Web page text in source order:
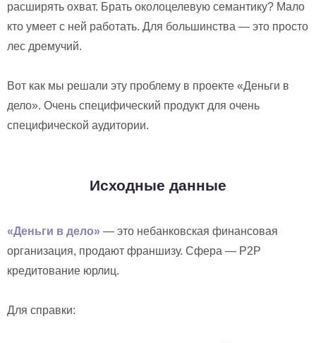
расширять охват. Брать околоцелевую семантику? Мало
кто умеет с ней работать. Для большинства — это просто
лес дремучий.
Вот как мы решали эту проблему в проекте «Деньги в
дело». Очень специфический продукт для очень
специфической аудитории.
Исходные данные
«Деньги в дело» — это небанковская финансовая
организация, продают франшизу. Сфера — P2P
кредитование юрлиц.
Для справки: